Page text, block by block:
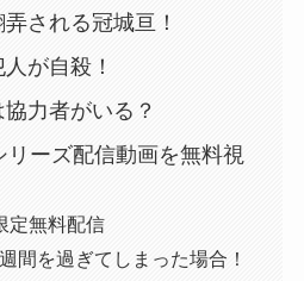
される冠城亘！
が自殺！
力者がいる？
リーズ配信動画を無料視
定無料配信
間を過ぎてしまった場合！